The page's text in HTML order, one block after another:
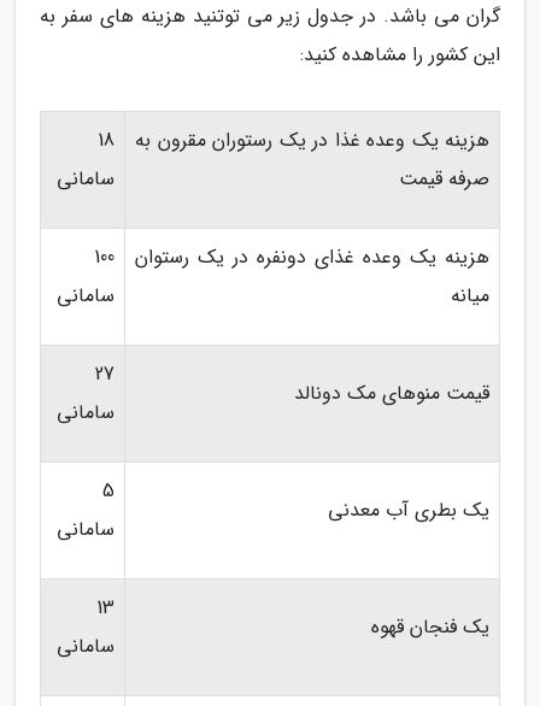
گران می باشد. در جدول زیر می توتنید هزینه های سفر به
این کشور را مشاهده کنید:
هزینه یک وعده غذا در یک رستوران مقرون به
صرفه قیمت
18
سامانی
هزینه یک وعده غذای دونفره در یک رستوان
میانه
100
سامانی
قیمت منوهای مک دونالد
27
سامانی
یک بطری آب معدنی
5
سامانی
یک فنجان قهوه
13
سامانی